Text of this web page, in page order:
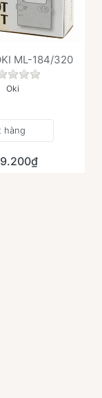
phẩm này.
ML-184/320
Chưa có đánh giá
Oki
hàng
phẩm này.